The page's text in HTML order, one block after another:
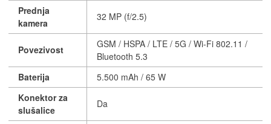
Prednja
kamera
32 MP (f/2.5)
Povezivost
GSM / HSPA / LTE / 5G / Wi-Fi 802.11 /
Bluetooth 5.3
Baterija
5.500 mAh / 65 W
Konektor za
slušalice
Da